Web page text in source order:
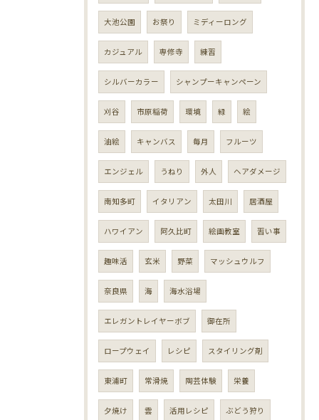
大池公園 お祭り ミディーロング
カジュアル 専修寺 練習
シルバーカラー シャンプーキャンペーン
刈谷 市原稲荷 環境 緑 絵
油絵 キャンバス 毎月 フルーツ
エンジェル うねり 外人 ヘアダメージ
南知多町 イタリアン 太田川 居酒屋
ハワイアン 阿久比町 絵画教室 習い事
趣味活 玄米 野菜 マッシュウルフ
奈良県 海 海水浴場
エレガントレイヤーボブ 御在所
ロープウェイ レシピ スタイリング剤
東浦町 常滑焼 陶芸体験 栄養
夕焼け 雲 活用レシピ ぶどう狩り